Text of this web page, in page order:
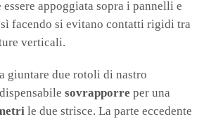
appoggiata sopra i pannelli e
facendo si evitano contatti rigidi tra
verticali.
giuntare due rotoli di nastro
sovrapporre per una
le due strisce. La parte eccedente